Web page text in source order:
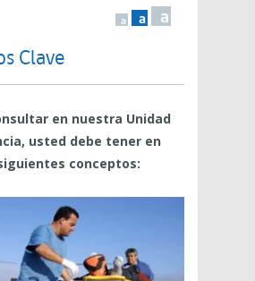
a a a
Clave
en nuestra Unidad
usted debe tener en
conceptos: